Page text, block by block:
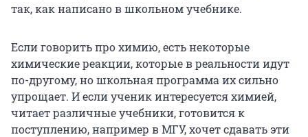
так, как написано в школьном учебнике.
Если говорить про химию, есть некоторые
химические реакции, которые в реальности идут
по-другому, но школьная программа их сильно
упрощает. И если ученик интересуется химией,
читает различные учебники, готовится к
поступлению, например в МГУ, хочет сдавать эти